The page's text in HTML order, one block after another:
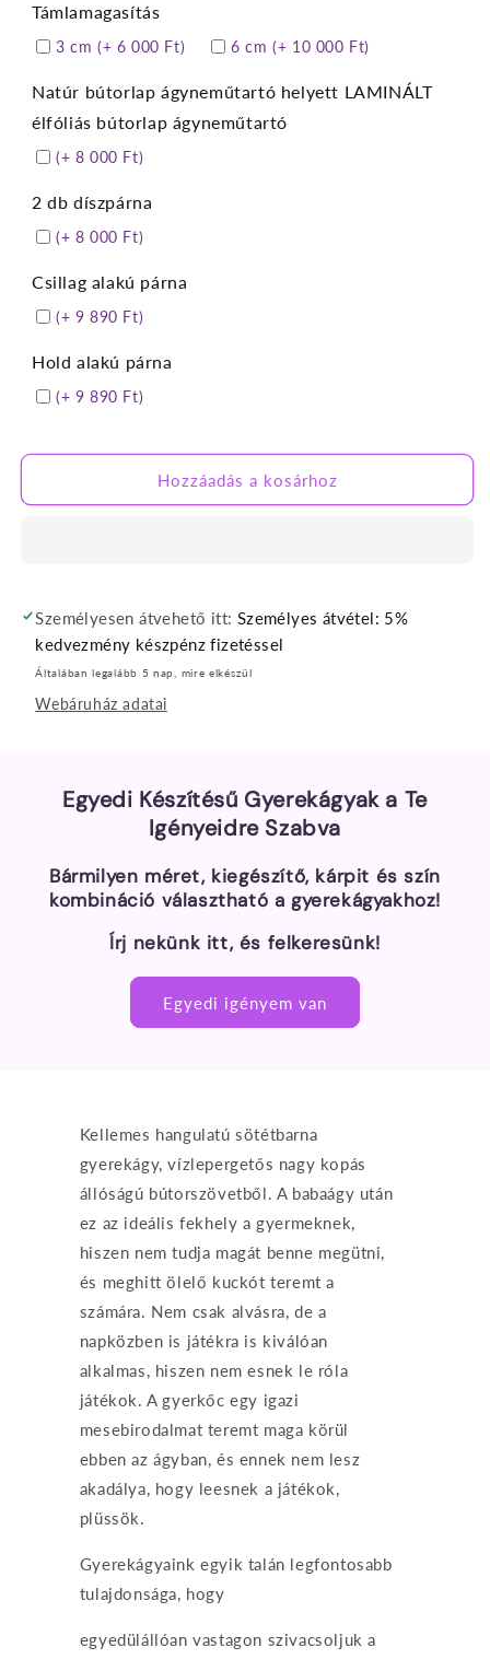
vízlepergetős
bútorszövetből
mennyiségének
csökkentése
vízlepergetős
bútorszövetből
mennyiségének
növelése
Támlamagasítás
3 cm (+ 6 000 Ft) 6 cm (+ 10 000 Ft)
Natúr bútorlap ágyneműtartó helyett LAMINÁLT
élfóliás bútorlap ágyneműtartó
(+ 8 000 Ft)
2 db díszpárna
(+ 8 000 Ft)
Csillag alakú párna
(+ 9 890 Ft)
Hold alakú párna
(+ 9 890 Ft)
Hozzáadás a kosárhoz
Személyesen átvehető itt: Személyes átvétel: 5%
kedvezmény készpénz fizetéssel
Általában legalább 5 nap, mire elkészül
Webáruház adatai
Egyedi Készítésű Gyerekágyak a Te
Igényeidre Szabva
Bármilyen méret, kiegészítő, kárpit és szín
kombináció választható a gyerekágyakhoz!
Írj nekünk itt, és felkeresünk!
Egyedi igényem van
Kellemes hangulatú sötétbarna
gyerekágy, vízlepergetős nagy kopás
állóságú bútorszövetből. A babaágy után
ez az ideális fekhely a gyermeknek,
hiszen nem tudja magát benne megütni,
és meghitt ölelő kuckót teremt a
számára. Nem csak alvásra, de a
napközben is játékra is kiválóan
alkalmas, hiszen nem esnek le róla
játékok. A gyerkőc egy igazi
mesebirodalmat teremt maga körül
ebben az ágyban, és ennek nem lesz
akadálya, hogy leesnek a játékok,
plüssök.
Gyerekágyaink egyik talán legfontosabb
tulajdonsága, hogy
egyedülállóan vastagon szivacsoljuk a